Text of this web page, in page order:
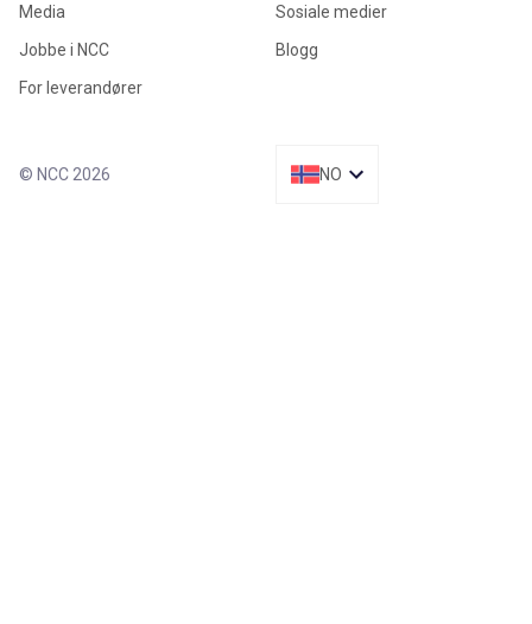
Media
Jobbe i NCC
For leverandører
Sosiale medier
Blogg
© NCC 2026 NO